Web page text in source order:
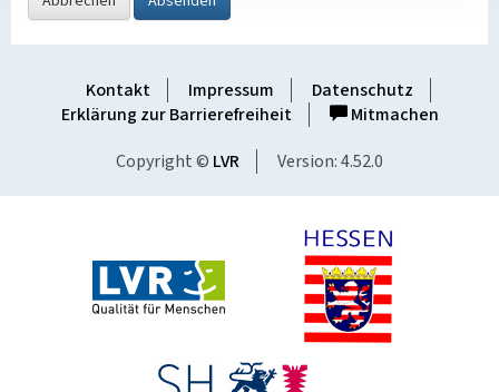
Kontakt Impressum
Datenschutz
Erklärung zur Barrierefreiheit
Mitmachen
Copyright © LVR Version: 4.52.0